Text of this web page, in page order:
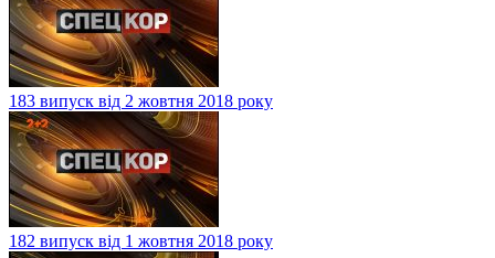
183 випуск від 2 жовтня 2018 року
182 випуск від 1 жовтня 2018 року